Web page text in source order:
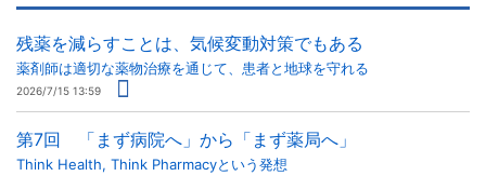
残薬を減らすことは、気候変動対策でもある
薬剤師は適切な薬物治療を通じて、患者と地球を守れる
2026/7/15 13:59
第7回 「まず病院へ」から「まず薬局へ」
Think Health, Think Pharmacyという発想